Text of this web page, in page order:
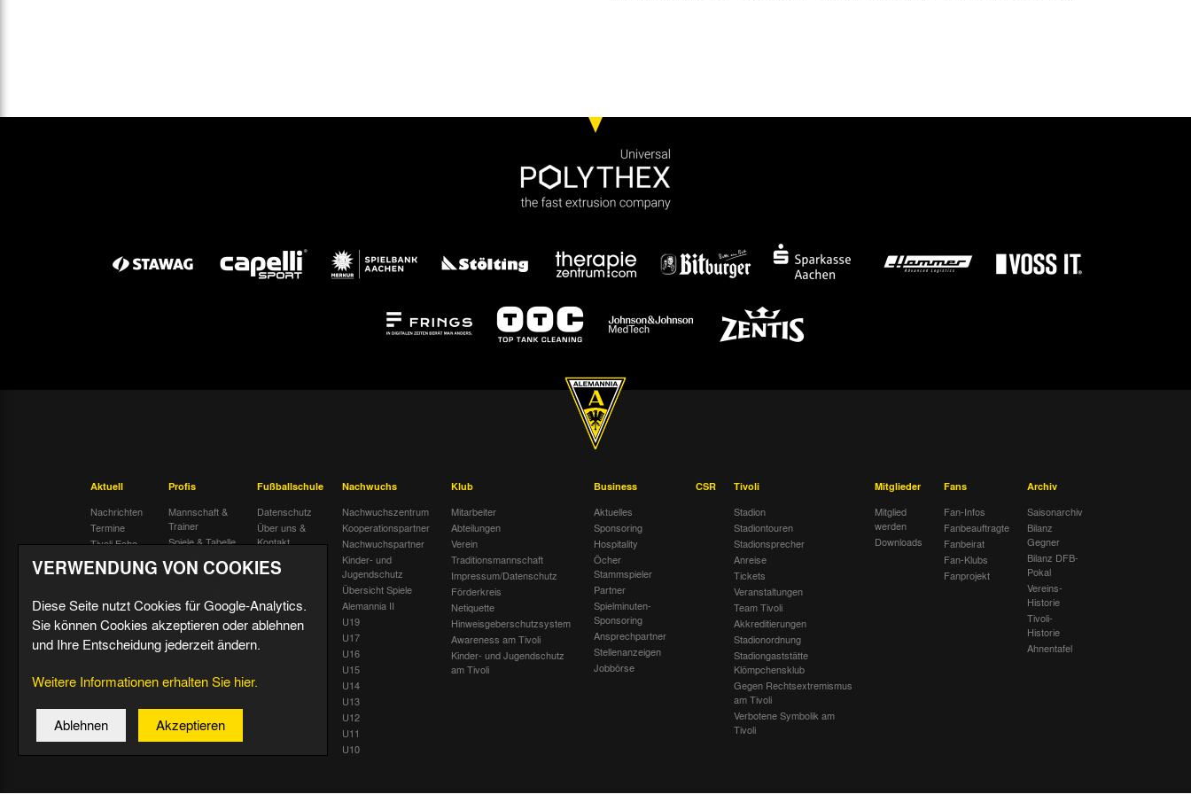
Aktuell
Nachrichten
Termine
Tivoli Echo
Dauerkarten-
Deal
Profis
Mannschaft &
Trainer
Spiele & Tabelle
Trainingsplan
Fußballschule
Datenschutz
Über uns &
Kontakt
Nachwuchs
Nachwuchszentrum
Kooperationspartner
Nachwuchspartner
Kinder- und
Jugendschutz
Übersicht Spiele
Alemannia II
U19
U17
U16
U15
U14
U13
U12
U11
U10
Klub
Mitarbeiter
Abteilungen
Verein
Traditionsmannschaft
Impressum/Datenschutz
Förderkreis
Netiquette
Hinweisgeberschutzsystem
Awareness am Tivoli
Kinder- und Jugendschutz
am Tivoli
Business
Aktuelles
Sponsoring
Hospitality
Öcher
Stammspieler
Partner
Spielminuten-
Sponsoring
Ansprechpartner
Stellenanzeigen
Jobbörse
CSR
Tivoli
Stadion
Stadiontouren
Stadionsprecher
Anreise
Tickets
Veranstaltungen
Team Tivoli
Akkreditierungen
Stadionordnung
Stadiongaststätte
Klömpchensklub
Gegen Rechtsextremismus
am Tivoli
Verbotene Symbolik am
Tivoli
Mitglieder
Mitglied
werden
Downloads
Fans
Fan-Infos
Fanbeauftragte
Fanbeirat
Fan-Klubs
Fanprojekt
Archiv
Saisonarchiv
Bilanz
Gegner
Bilanz DFB-
Pokal
Vereins-
Historie
Tivoli-
Historie
Ahnentafel
VERWENDUNG VON COOKIES
Diese Seite nutzt Cookies für Google-Analytics.
Sie können Cookies akzeptieren oder ablehnen
und Ihre Entscheidung jederzeit ändern.
Weitere Informationen erhalten Sie hier.
Ablehnen Akzeptieren